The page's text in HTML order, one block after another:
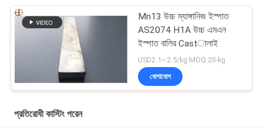
Mn13 উচ্চ ম্যাঙ্গানিজ ইস্পাত
AS2074 H1A উচ্চ এমএন
ইস্পাত বালির Castালাই
USD2.1~2.5/kg MOQ:20-kg
যোগাযোগ
প্রতিরোধী কাস্টিং পরেন